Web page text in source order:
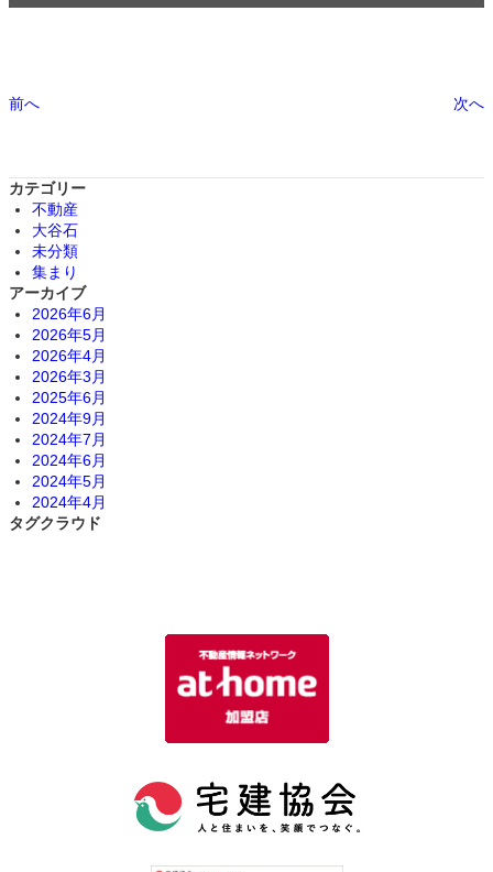
前へ 次へ
カテゴリー
不動産
大谷石
未分類
集まり
アーカイブ
2026年6月
2026年5月
2026年4月
2026年3月
2025年6月
2024年9月
2024年7月
2024年6月
2024年5月
2024年4月
タグクラウド